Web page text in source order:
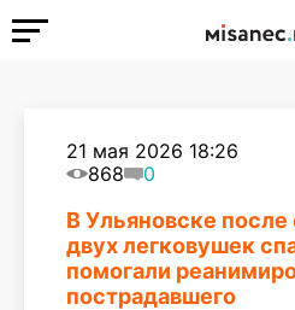
21 мая 2026 18:26
868
0
В Ульяновске после
двух легковушек
помогали
пострадавшего